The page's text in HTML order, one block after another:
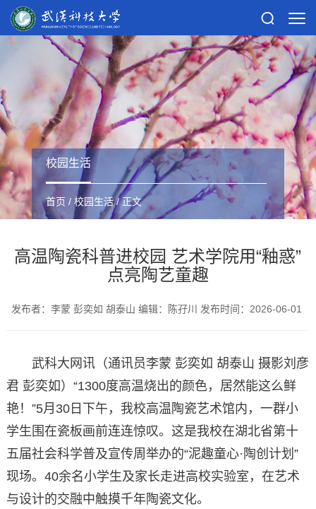
校园生活
首页 / 校园生活/ 正文
高温陶瓷科普进校园 艺术学院用“釉惑”
点亮陶艺童趣
发布者：李蒙 彭奕如 胡泰山 编辑：陈孖川 发布时间：2026-06-01
武科大网讯（通讯员李蒙 彭奕如 胡泰山 摄影刘彦
君 彭奕如）“1300度高温烧出的颜色，居然能这么鲜
艳！”5月30日下午，我校高温陶瓷艺术馆内，一群小
学生围在瓷板画前连连惊叹。这是我校在湖北省第十
五届社会科学普及宣传周举办的“泥趣童心·陶创计划”
现场。40余名小学生及家长走进高校实验室，在艺术
与设计的交融中触摸千年陶瓷文化。